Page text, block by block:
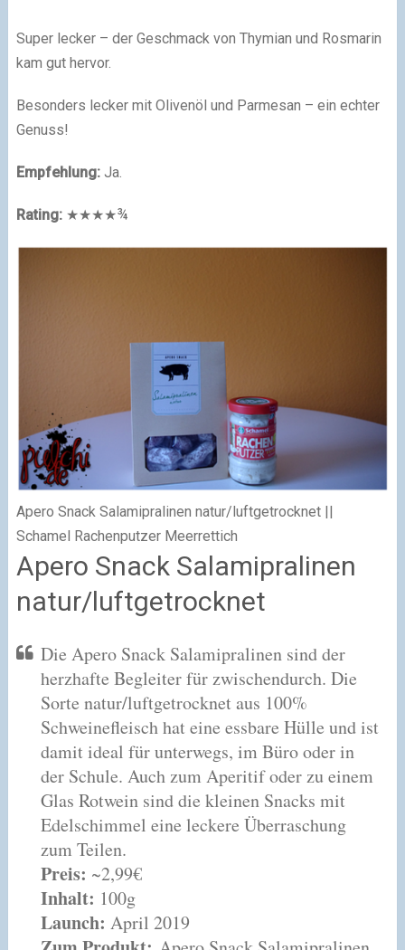
Super lecker – der Geschmack von Thymian und Rosmarin
kam gut hervor.
Besonders lecker mit Olivenöl und Parmesan – ein echter
Genuss!
Empfehlung:Ja.
Rating:★★★★¾
Apero Snack Salamipralinen natur/luftgetrocknet ||
Schamel Rachenputzer Meerrettich
Apero Snack Salamipralinen
natur/luftgetrocknet
Die Apero Snack Salamipralinen sind der
herzhafte Begleiter für zwischendurch. Die
Sorte natur/luftgetrocknet aus 100%
Schweinefleisch hat eine essbare Hülle und ist
damit ideal für unterwegs, im Büro oder in
der Schule. Auch zum Aperitif oder zu einem
Glas Rotwein sind die kleinen Snacks mit
Edelschimmel eine leckere Überraschung
zum Teilen.
Preis: ~2,99€
Inhalt: 100g
Launch: April 2019